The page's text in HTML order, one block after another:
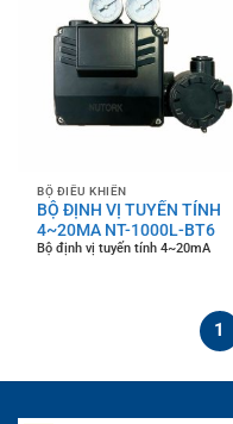
BỘ ĐIỀU KHIỂN
BỘ ĐỊNH VỊ TUYẾN TÍNH
4~20MA NT-1000L-BT6
Bộ định vị tuyến tính 4~20mA
1